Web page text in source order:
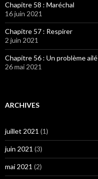
Chapitre 58 : Maréchal
16 juin 2021
Chapitre 57 : Respirer
2 juin 2021
Chapitre 56 : Un problème ailé
26 mai 2021
ARCHIVES
juillet 2021 (1)
juin 2021 (3)
mai 2021 (2)